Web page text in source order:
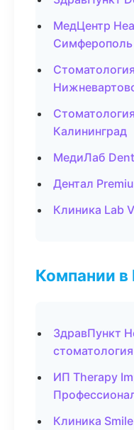
МедЦентр
Симферополь
Калининград
МедиЛаб
Дентал
Клиника Lab
Компании в
ЗдравПункт
стоматология
ИП Therapy
Клиника